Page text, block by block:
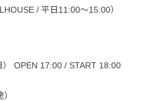
/ 平日11:00〜15:00）
OPEN 17:00 / START 18:00